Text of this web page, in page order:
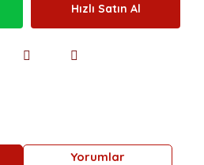
Hızlı Satın Al
Yorumlar